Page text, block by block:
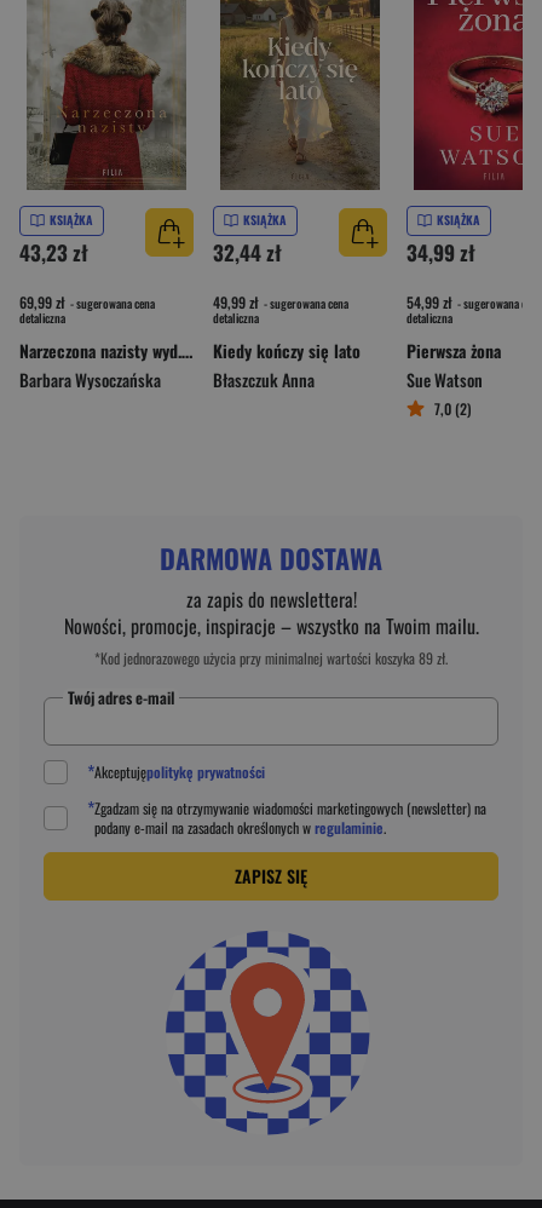
KSIĄŻKA
43,23 zł
69,99 zł - sugerowana cena
detaliczna
Narzeczona nazisty wyd. 5
Barbara Wysoczańska
KSIĄŻKA
32,44 zł
49,99 zł - sugerowana cena
detaliczna
Kiedy kończy się lato
Błaszczuk Anna
KSIĄŻKA
34,99 zł
54,99 zł - sugerowana cena
detaliczna
Pierwsza żona
Sue Watson
7,0 (2)
DARMOWA DOSTAWA
za zapis do newslettera!
Nowości, promocje, inspiracje – wszystko na Twoim mailu.
*Kod jednorazowego użycia przy minimalnej wartości koszyka 89 zł.
Twój adres e-mail
*Akceptujępolitykę prywatności
*Zgadzam się na otrzymywanie wiadomości marketingowych (newsletter) na
podanye-mail na zasadach określonych wregulaminie.
ZAPISZ SIĘ